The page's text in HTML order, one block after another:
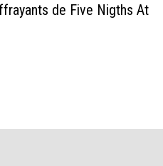
de Five Nigths At